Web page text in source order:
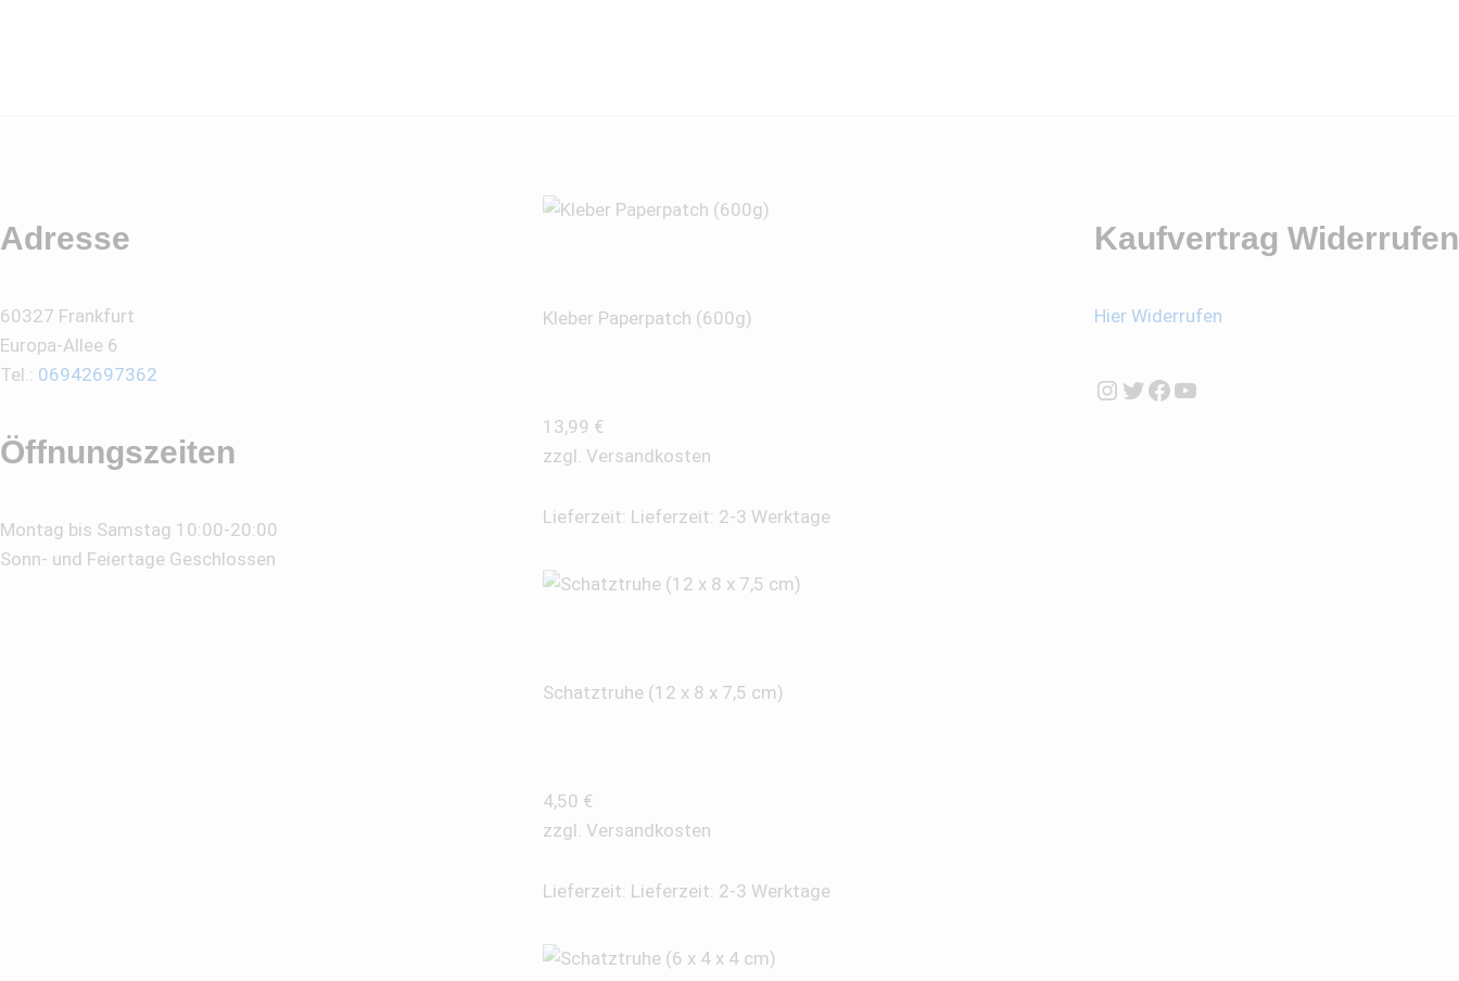
Adresse
60327 Frankfurt
Europa-Allee 6
Tel.: 06942697362
Öffnungszeiten
Montag bis Samstag 10:00-20:00
Sonn- und Feiertage Geschlossen
Kleber Paperpatch (600g)
13,99 €
zzgl. Versandkosten
Lieferzeit: Lieferzeit: 2-3 Werktage
Schatztruhe (12 x 8 x 7,5 cm)
4,50 €
zzgl. Versandkosten
Lieferzeit: Lieferzeit: 2-3 Werktage
Kaufvertrag Widerrufen
Hier Widerrufen
Instagram
Twitter
Facebook
YouTube